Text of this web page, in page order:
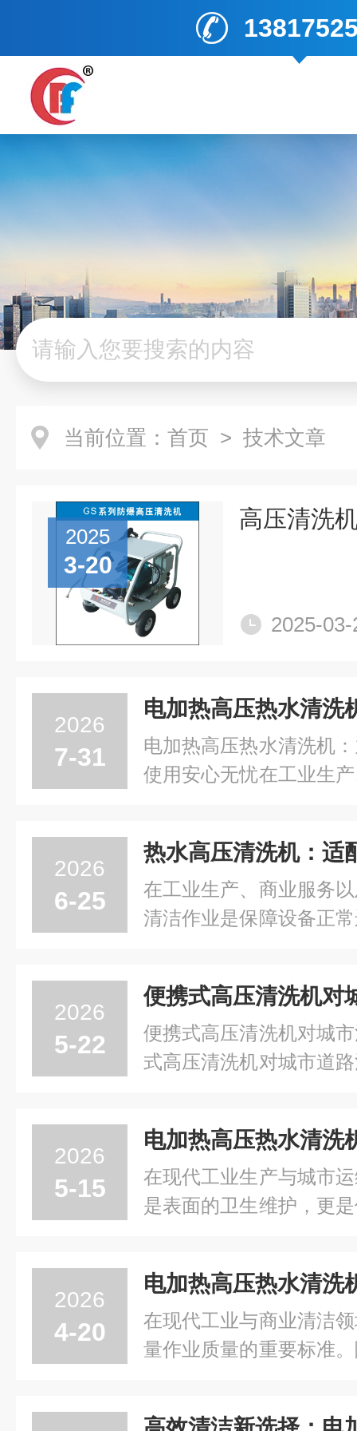
当前位置： 首页 > 技术文章
2025
3-20
高压清洗
2025-03-
2026
7-31
电加热高压热水清洗机
使用安心无忧在工业生
表面，普通冷水高压清
清洗机因尾气排放、易...
2026
6-25
在工业生产、商业服务
清洁作业是保障设备正
污渍处理不全、耗材消
机依托水压与水温的双
2026
5-22
便携式高压清洗机对
便携式高压清洗机对城
式高压清洗机对城市道
已经使用上了道路便携
门的道路便携式高压清...
2026
5-15
在现代工业生产与城市
是表面的卫生维护，更
清洗设备正逐步向更清
型。电加热高压热水清...
2026
4-20
在现代工业与商业清洁
量作业质量的重要标准